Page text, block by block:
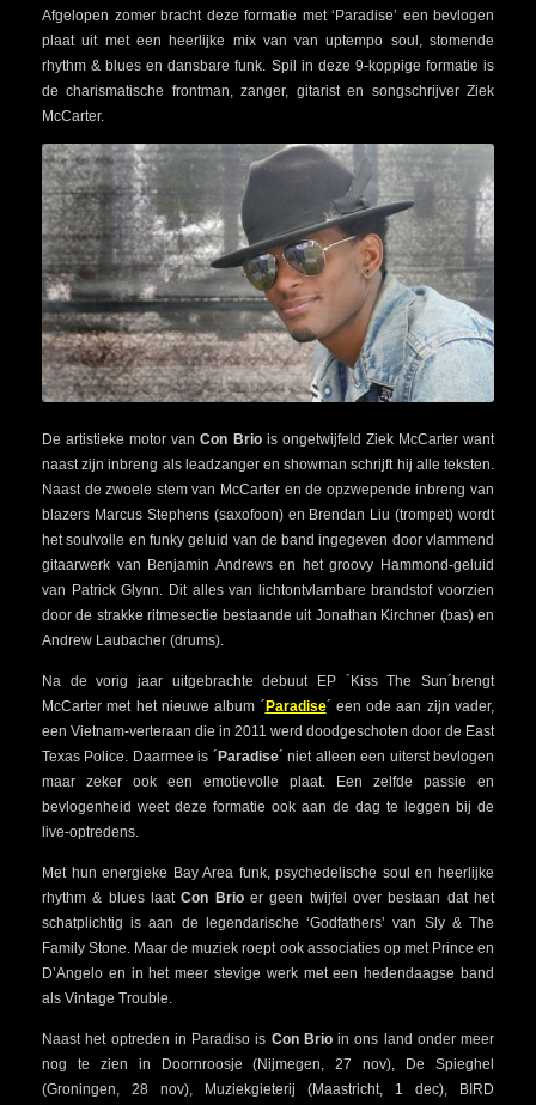
Afgelopen zomer bracht deze formatie met ‘Paradise’ een bevlogen
plaat uit met een heerlijke mix van van uptempo soul, stomende
rhythm & blues en dansbare funk. Spil in deze 9-koppige formatie is
de charismatische frontman, zanger, gitarist en songschrijver Ziek
McCarter.
De artistieke motor vanCon Briois ongetwijfeld Ziek McCarter want
naast zijn inbreng als leadzanger en showman schrijft hij alle teksten.
Naast de zwoele stem van McCarter en de opzwepende inbreng van
blazers Marcus Stephens (saxofoon) en Brendan Liu (trompet) wordt
het soulvolle en funky geluid van de band ingegeven door vlammend
gitaarwerk van Benjamin Andrews en het groovy Hammond-geluid
van Patrick Glynn. Dit alles van lichtontvlambare brandstof voorzien
door de strakke ritmesectie bestaande uit Jonathan Kirchner (bas) en
Andrew Laubacher (drums).
Na de vorig jaar uitgebrachte debuut EP ´Kiss The Sun´brengt
McCarter met het nieuwe album ´ Paradise´ een ode aan zijn vader,
een Vietnam-verteraan die in 2011 werd doodgeschoten door de East
Texas Police. Daarmee is ´ Paradise´ niet alleen een uiterst bevlogen
maar zeker ook een emotievolle plaat. Een zelfde passie en
bevlogenheid weet deze formatie ook aan de dag te leggen bij de
live-optredens.
Met hun energieke Bay Area funk, psychedelische soul en heerlijke
rhythm & blues laatCon Brioer geen twijfel over bestaan dat het
schatplichtig is aan de legendarische ‘Godfathers’ van Sly & The
Family Stone. Maar de muziek roept ook associaties op met Prince en
D’Angelo en in het meer stevige werk met een hedendaagse band
als Vintage Trouble.
Naast het optreden in Paradiso is Con Brioin ons land onder meer
nog te zien in Doornroosje (Nijmegen, 27 nov), De Spieghel
(Groningen, 28 nov), Muziekgieterij (Maastricht, 1 dec), BIRD